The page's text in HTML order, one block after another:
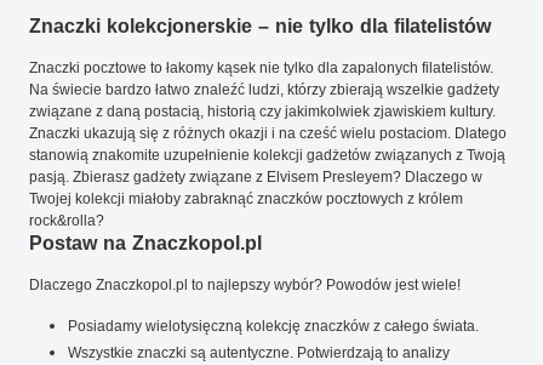
Znaczki kolekcjonerskie – nie tylko dla filatelistów
Znaczki pocztowe to łakomy kąsek nie tylko dla zapalonych filatelistów.
Na świecie bardzo łatwo znaleźć ludzi, którzy zbierają wszelkie gadżety
związane z daną postacią, historią czy jakimkolwiek zjawiskiem kultury.
Znaczki ukazują się z różnych okazji i na cześć wielu postaciom. Dlatego
stanowią znakomite uzupełnienie kolekcji gadżetów związanych z Twoją
pasją. Zbierasz gadżety związane z Elvisem Presleyem? Dlaczego w
Twojej kolekcji miałoby zabraknąć znaczków pocztowych z królem
rock&rolla?
Postaw na Znaczkopol.pl
Dlaczego Znaczkopol.pl to najlepszy wybór? Powodów jest wiele!
Posiadamy wielotysięczną kolekcję znaczków z całego świata.
Wszystkie znaczki są autentyczne. Potwierdzają to analizy